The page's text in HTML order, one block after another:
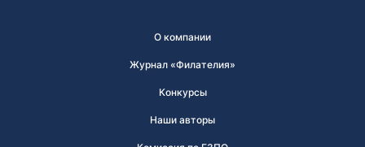
О компании
Журнал «Филателия»
Конкурсы
Наши авторы